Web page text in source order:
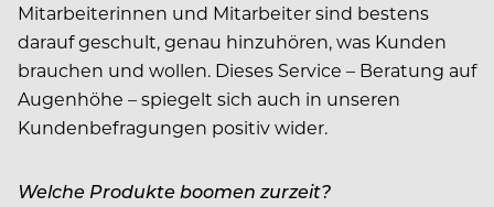
Mitarbeiterinnen und Mitarbeiter sind bestens
darauf geschult, genau hinzuhören, was Kunden
brauchen und wollen. Dieses Service – Beratung auf
Augenhöhe – spiegelt sich auch in unseren
Kundenbefragungen positiv wider.
Welche Produkte boomen zurzeit?